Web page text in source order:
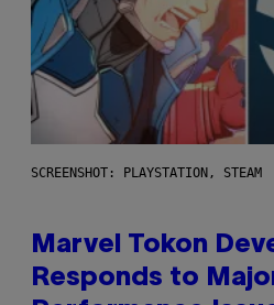
SCREENSHOT: PLAYSTATION, STEAM
Marvel Tokon
Responds to